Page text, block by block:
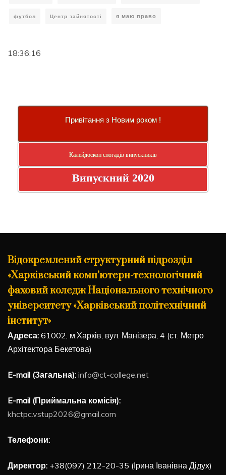
футбол Центр зайнятості я маю право
18:36:17
Привітання з Новим роком !
Калейдоскоп спогадів випускників
Випускний 2020
Відокремлений структурний підрозділ
«Харківський комп’ютерн-технологічний
фаховий коледж Національного технічного
університету «Харківський політехнічний
інститут»
Адреса: 61002, м.Харків, вул. Манізера, 4 (ст. Метро
Архітектора Бекетова)
E-mail (Загальна): info@ct-college.net
E-mail (Приймальна комісія):
khctpc.vstup2026@gmail.com
Телефони:
Директор: +38(097) 212-20-35 (Ірина Іванівна Дідух)